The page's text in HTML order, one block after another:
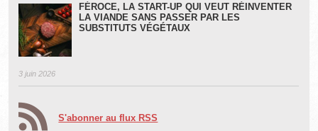
FÉROCE, LA START-UP QUI VEUT RÉINVENTER
LA VIANDE SANS PASSER PAR LES
SUBSTITUTS VÉGÉTAUX
3 juin 2026
S'abonner au flux RSS